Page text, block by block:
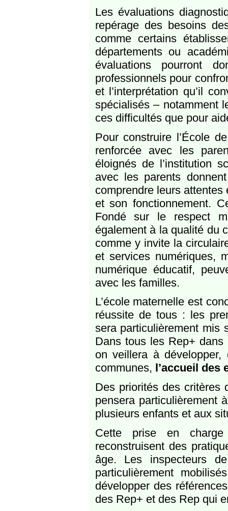
Les évaluations
repérage des besoins
comme certains
départements ou
évaluations pourront
professionnels pour
et l’interprétation qu’il
spécialisés – notamment
ces difficultés que pour
Pour construire l’École
renforcée avec les
éloignés de l’institution
avec les parents
comprendre leurs attentes
et son fonctionnement.
Fondé sur le respect
également à la qualité du
comme y invite la
et services numériques,
numérique éducatif,
avec les familles.
L’école maternelle est
réussite de tous : les
sera particulièrement mis
Dans tous les Rep+
on veillera à
communes, l’accueil
Des priorités des critères
pensera particulièrement
plusieurs enfants et aux
Cette prise en
reconstruisent des
âge. Les inspecteurs
particulièrement
développer des
des Rep+ et des Rep qui